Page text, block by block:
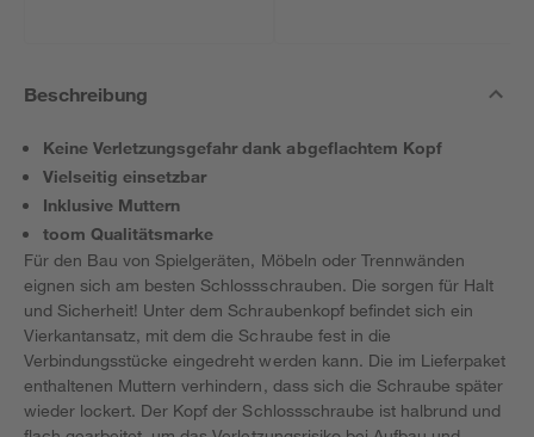
Beschreibung
Keine Verletzungsgefahr dank abgeflachtem Kopf
Vielseitig einsetzbar
Inklusive Muttern
toom Qualitätsmarke
Für den Bau von Spielgeräten, Möbeln oder Trennwänden
eignen sich am besten Schlossschrauben. Die sorgen für Halt
und Sicherheit! Unter dem Schraubenkopf befindet sich ein
Vierkantansatz, mit dem die Schraube fest in die
Verbindungsstücke eingedreht werden kann. Die im Lieferpaket
enthaltenen Muttern verhindern, dass sich die Schraube später
wieder lockert. Der Kopf der Schlossschraube ist halbrund und